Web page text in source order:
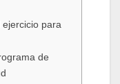
para
de